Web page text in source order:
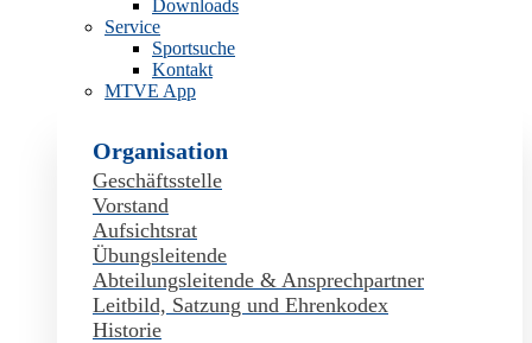
Downloads
Service
Sportsuche
Kontakt
MTVE App
Organisation
Geschäftsstelle
Vorstand
Aufsichtsrat
Übungsleitende
Abteilungsleitende & Ansprechpartner
Leitbild, Satzung und Ehrenkodex
Historie